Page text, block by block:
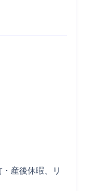
産後休暇、リ